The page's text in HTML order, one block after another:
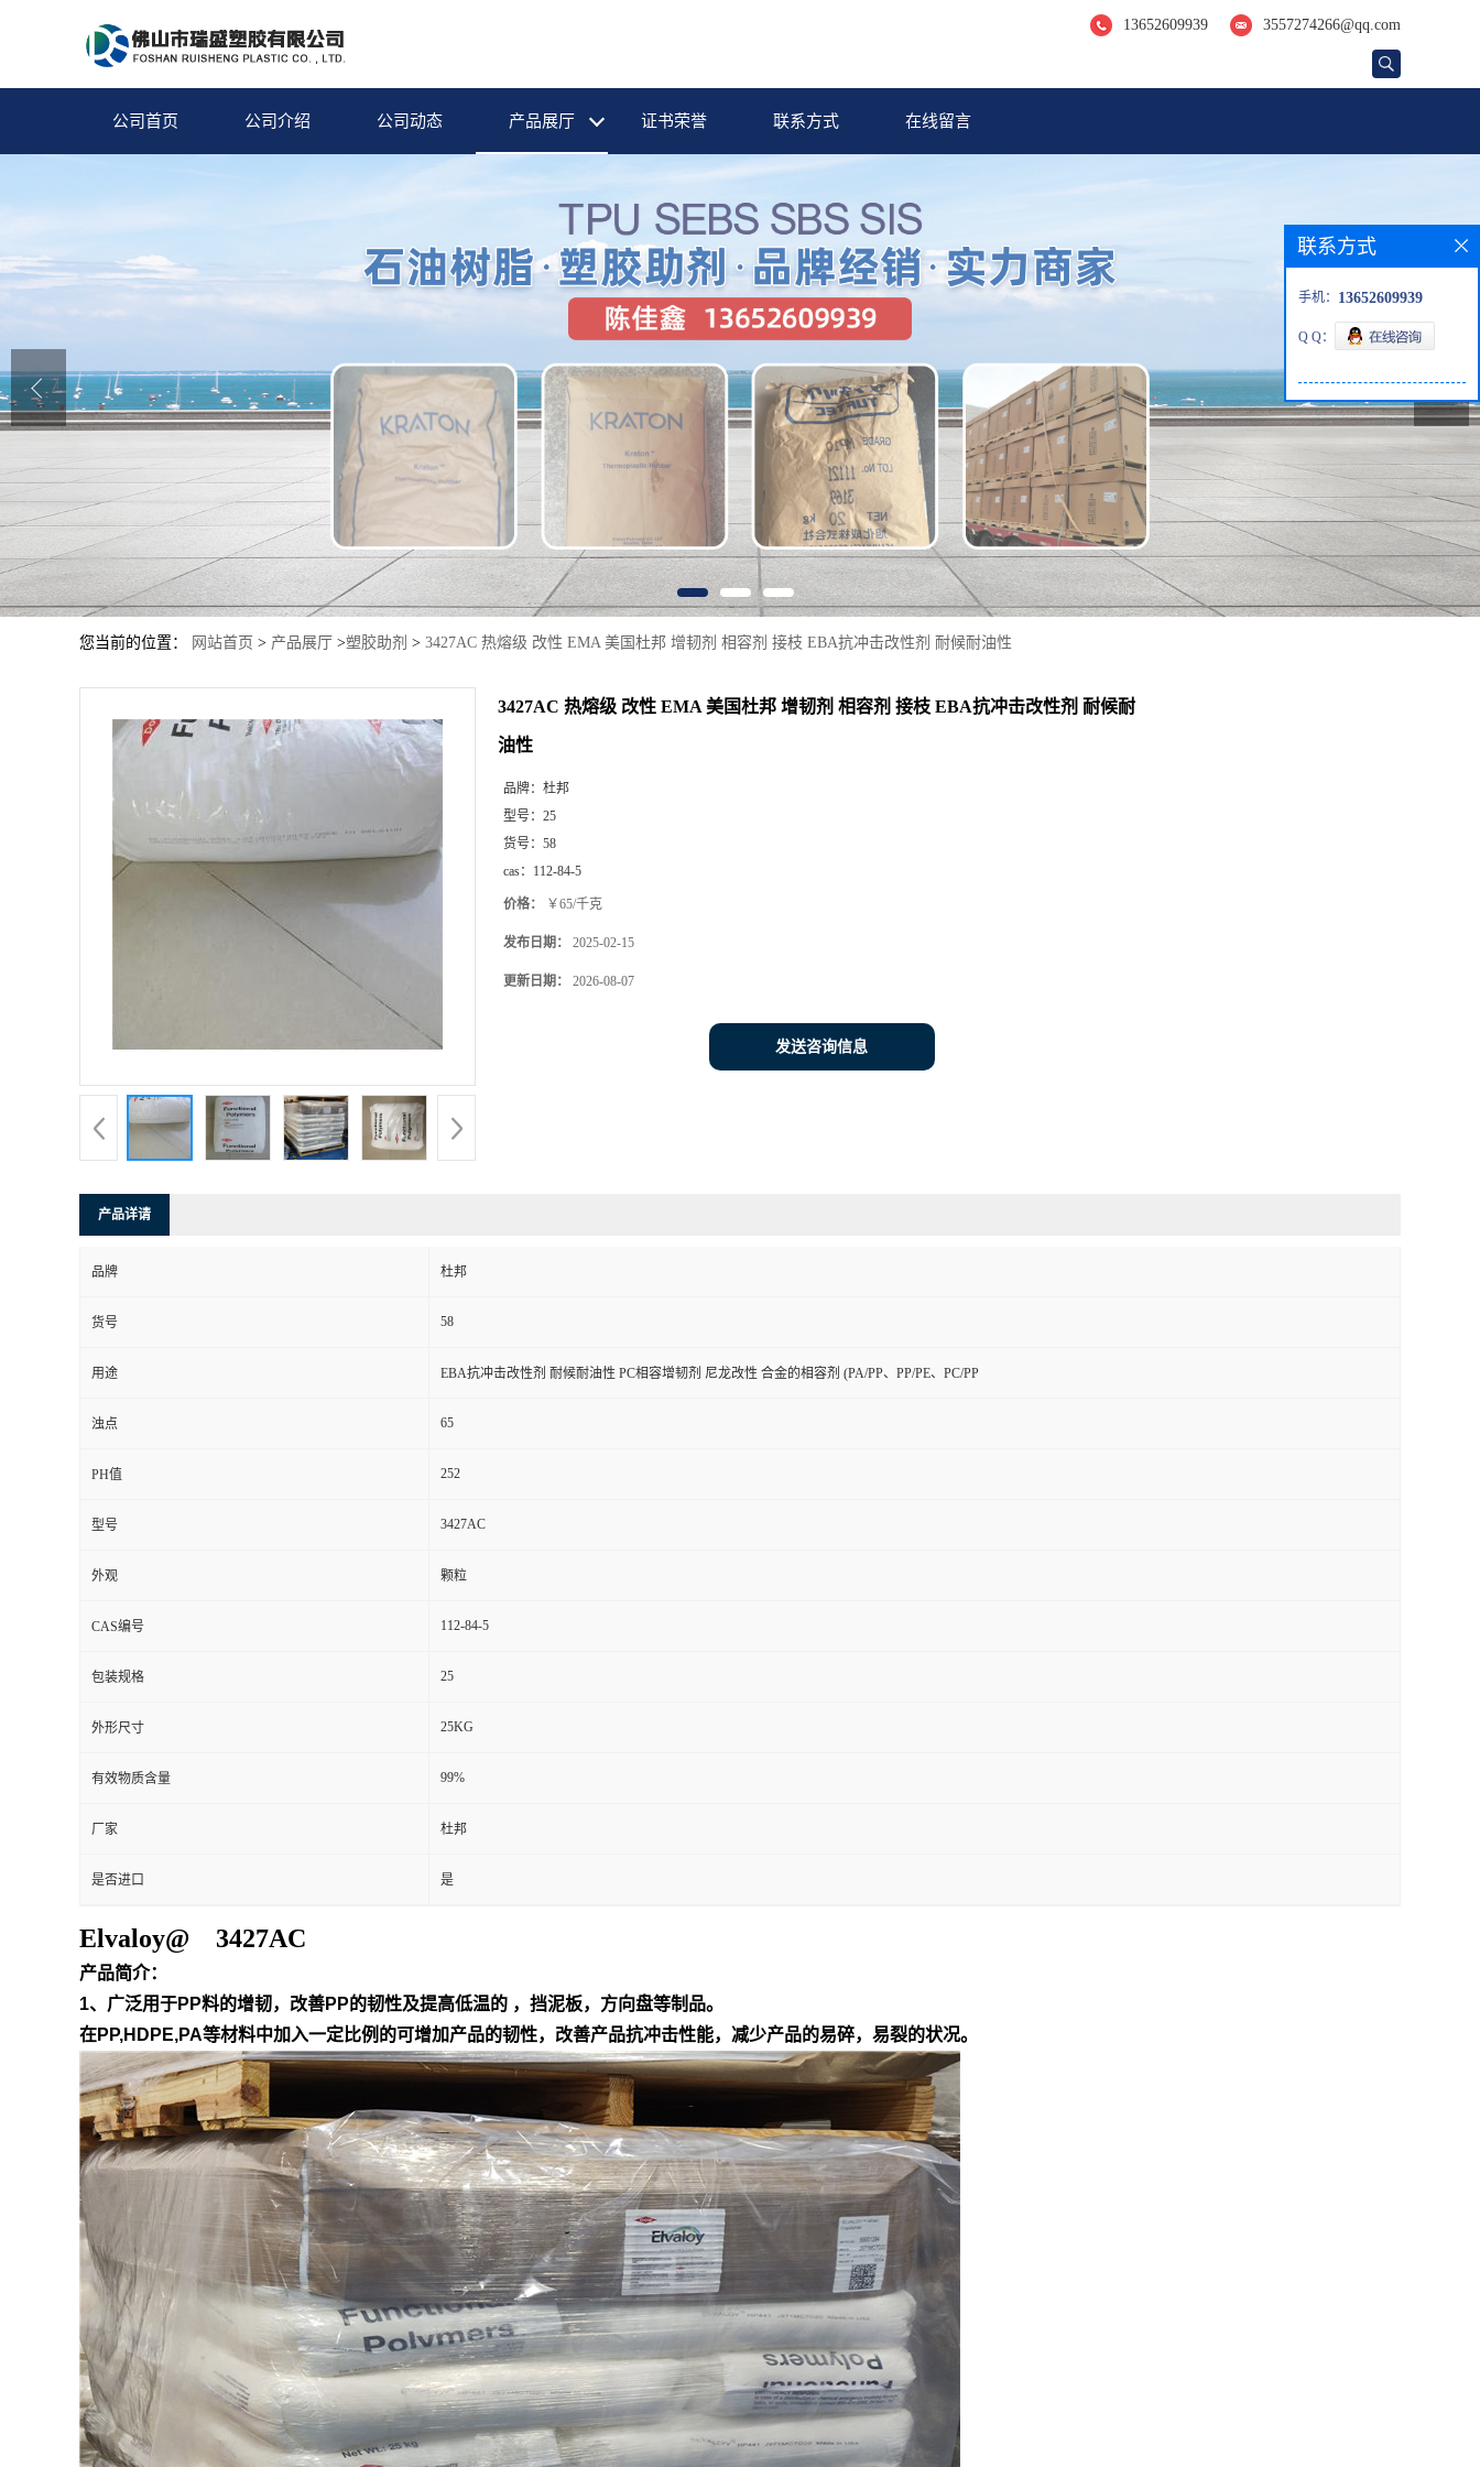
13652609939 3557274266@qq.com
公司首页 公司介绍 公司动态 产品展厅 证书荣誉 联系方式 在线留言
您当前的位置： 网站首页 > 产品展厅 >塑胶助剂 > 3427AC 热熔级 改性 EMA 美国杜邦 增韧剂 相容剂 接枝 EBA抗冲击改性剂 耐候耐油性
3427AC 热熔级 改性 EMA 美国杜邦 增韧剂 相容剂 接枝 EBA抗冲击改性剂 耐候耐
油性
品牌： 杜邦
型号： 25
货号： 58
cas： 112-84-5
价格： ￥65/千克
发布日期： 2025-02-15
更新日期： 2026-08-07
发送咨询信息
产品详请
品牌 杜邦
货号 58
用途 EBA抗冲击改性剂 耐候耐油性 PC相容增韧剂 尼龙改性 合金的相容剂 (PA/PP、PP/PE、PC/PP
浊点 65
PH值 252
型号 3427AC
外观 颗粒
CAS编号 112-84-5
包装规格 25
外形尺寸 25KG
有效物质含量 99%
厂家 杜邦
是否进口 是
Elvaloy@ 3427AC
产品简介：
1、广泛用于PP料的增韧，改善PP的韧性及提高低温的 ，挡泥板，方向盘等制品。
在PP,HDPE,PA等材料中加入一定比例的可增加产品的韧性，改善产品抗冲击性能，减少产品的易碎，易裂的状况。
联系方式
手机： 13652609939
Q Q：